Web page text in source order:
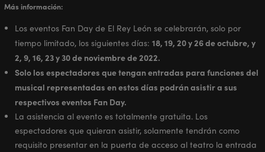
Más información:
Los eventos Fan Day de El Rey León se celebrarán, solo por
tiempo limitado, los siguientes días: 18, 19, 20 y 26 de octubre, y
2, 9, 16, 23 y 30 de noviembre de 2022.
Solo los espectadores que tengan entradas para funciones del
musical representadas en estos días podrán asistir a sus
respectivos eventos Fan Day.
La asistencia al evento es totalmente gratuita. Los
espectadores que quieran asistir, solamente tendrán como
requisito presentar en la puerta de acceso al teatro la entrada